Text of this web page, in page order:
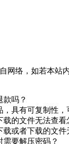
网络，如若本站
款吗？
，具有可复制性
的文件无法查看
或者下载的文
要解压密码？